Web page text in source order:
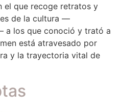
el que recoge retratos y
de la cultura —
a los que conoció y trató a
está atravesado por
y la trayectoria vital de